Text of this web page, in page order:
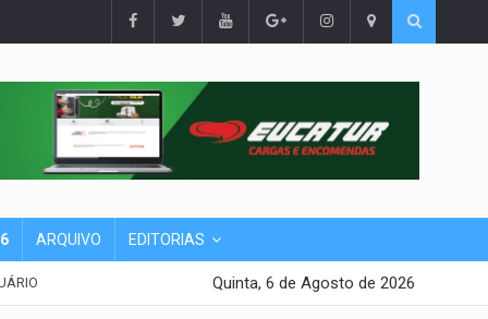
ARQUIVO EDITORIAS
Quinta, 6 de Agosto de 2026